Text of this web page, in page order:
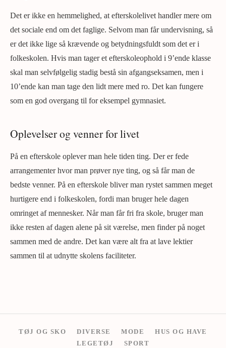
Det er ikke en hemmelighed, at efterskolelivet handler mere om
det sociale end om det faglige. Selvom man får undervisning, så
er det ikke lige så krævende og betydningsfuldt som det er i
folkeskolen. Hvis man tager et efterskoleophold i 9’ende klasse
skal man selvfølgelig stadig bestå sin afgangseksamen, men i
10’ende kan man tage den lidt mere med ro. Det kan fungere
som en god overgang til for eksempel gymnasiet.
Oplevelser og venner for livet
På en efterskole oplever man hele tiden ting. Der er fede
arrangementer hvor man prøver nye ting, og så får man de
bedste venner. På en efterskole bliver man rystet sammen meget
hurtigere end i folkeskolen, fordi man bruger hele dagen
omringet af mennesker. Når man får fri fra skole, bruger man
ikke resten af dagen alene på sit værelse, men finder på noget
sammen med de andre. Det kan være alt fra at lave lektier
sammen til at udnytte skolens faciliteter.
TØJ OG SKO DIVERSE MODE
HUS OG HAVE
LEGETØJ
SPORT